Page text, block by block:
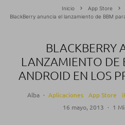
Inicio App Store
BlackBerry anuncia el lanzamiento de BBM
BLACKBERRY
LANZAMIENTO DE
ANDROID EN LOS
Alba · Aplicaciones App Store
16 mayo, 2013 · 1